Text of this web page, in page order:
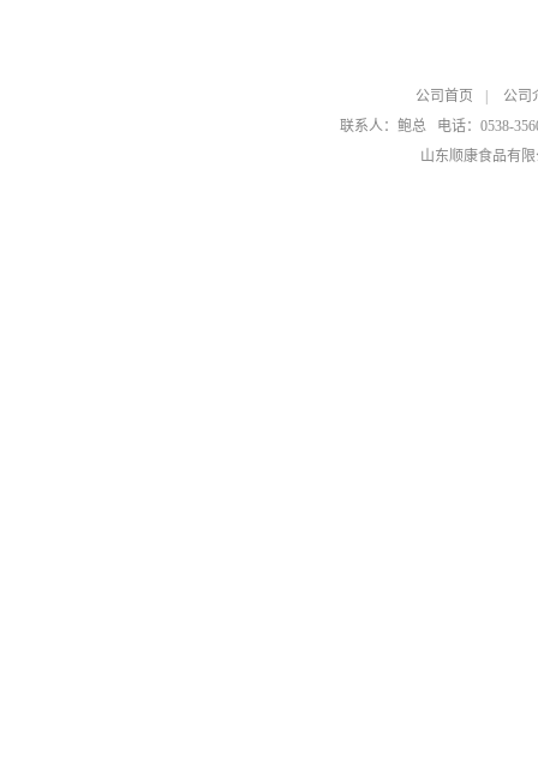
公司首页
公司
联系人：鲍总
电话：0538-
山东顺康食品有